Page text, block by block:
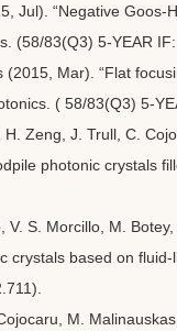
Jul). “Negative
(58/83(Q3) 5-YEAR IF:
(2015, Mar). “Flat
( 58/83(Q3) 5-
Zeng, J. Trull, C.
photonic crystals
V. S. Morcillo, M.
crystals based on
M.